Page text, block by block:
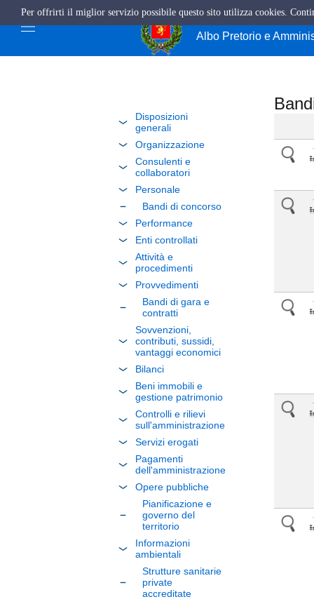
Comune di
Albo Pretorio e
Disposizioni
generali
Organizzazione
Consulenti e
collaboratori
Personale
Bandi di concorso
Performance
Enti controllati
Attività e
procedimenti
Provvedimenti
Bandi di gara e
contratti
Sovvenzioni,
contributi, sussidi,
vantaggi economici
Bilanci
Beni immobili e
gestione patrimonio
Controlli e rilievi
sull'amministrazione
Servizi erogati
Pagamenti
dell'amministrazione
Opere pubbliche
Pianificazione e
governo del
territorio
Informazioni
ambientali
Strutture sanitarie
private
accreditate
Per offrirti il miglior servizio possibile questo sito utilizza cookies.